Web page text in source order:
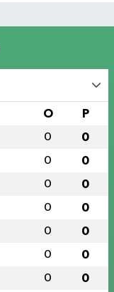
O P
0 0
0 0
0 0
0 0
0 0
0 0
0 0